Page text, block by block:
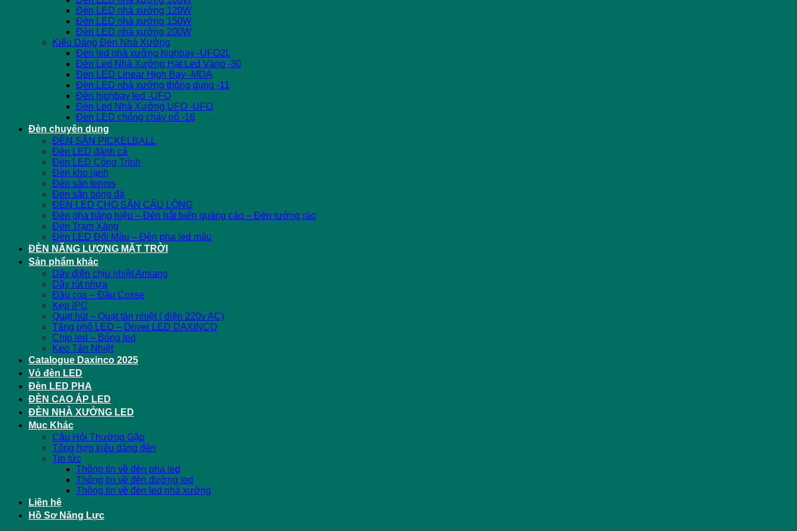
Đèn LED nhà xưởng 120W
Đèn LED nhà xưởng 150W
Đèn LED nhà xưởng 200W
Kiểu Dáng Đèn Nhà Xưởng
Đèn led nhà xưởng highbay -UFO2L
Đèn Led Nhà Xưởng Hạt Led Vàng -30
Đèn LED Linear High Bay -MDA
Đèn LED nhà xưởng thông dụng -11
Đèn highbay led -UFO
Đèn Led Nhà Xưởng UFO -UFO
Đèn LED chống cháy nổ -16
Đèn chuyên dụng
ĐÈN SÂN PICKELBALL
Đèn LED đánh cá
Đèn LED Công Trình
Đèn kho lạnh
Đèn sân tennis
Đèn sân bóng đá
ĐÈN LED CHO SÂN CẦU LÔNG
Đèn pha bảng hiệu – Đèn hắt biển quảng cáo – Đèn tường rào
Đèn Trạm Xăng
Đèn LED Đổi Màu – Đèn pha led màu
ĐÈN NĂNG LƯỢNG MẶT TRỜI
Sản phẩm khác
Dây điện chịu nhiệt Amiang
Dây rút nhựa
Đầu cos – Đầu Cosse
Kẹp IPC
Quạt hút – Quạt tản nhiệt ( điện 220v AC)
Tăng phô LED – Driver LED DAXINCO
Chip led – Bóng led
Keo Tản Nhiệt
Catalogue Daxinco 2025
Vỏ đèn LED
Đèn LED PHA
ĐÈN CAO ÁP LED
ĐÈN NHÀ XƯỞNG LED
Mục Khác
Câu Hỏi Thường Gặp
Tổng hợp kiểu dáng đèn
Tin tức
Thông tin về đèn pha led
Thông tin về đèn đường led
Thông tin về đèn led nhà xưởng
Liên hệ
Hồ Sơ Năng Lực